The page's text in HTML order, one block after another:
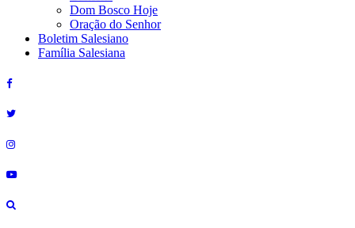
Dom Bosco Hoje
Oração do Senhor
Boletim Salesiano
Família Salesiana